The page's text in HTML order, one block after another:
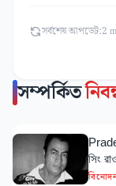
সর্বশেষ আপডেট:2
সম্পর্কিত
সিং